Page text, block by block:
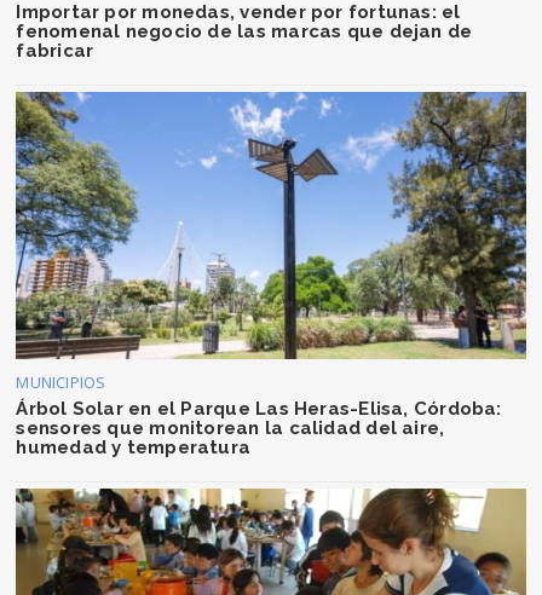
Importar por monedas, vender por fortunas: el
fenomenal negocio de las marcas que dejan de
fabricar
MUNICIPIOS
Árbol Solar en el Parque Las Heras-Elisa, Córdoba:
sensores que monitorean la calidad del aire,
humedad y temperatura